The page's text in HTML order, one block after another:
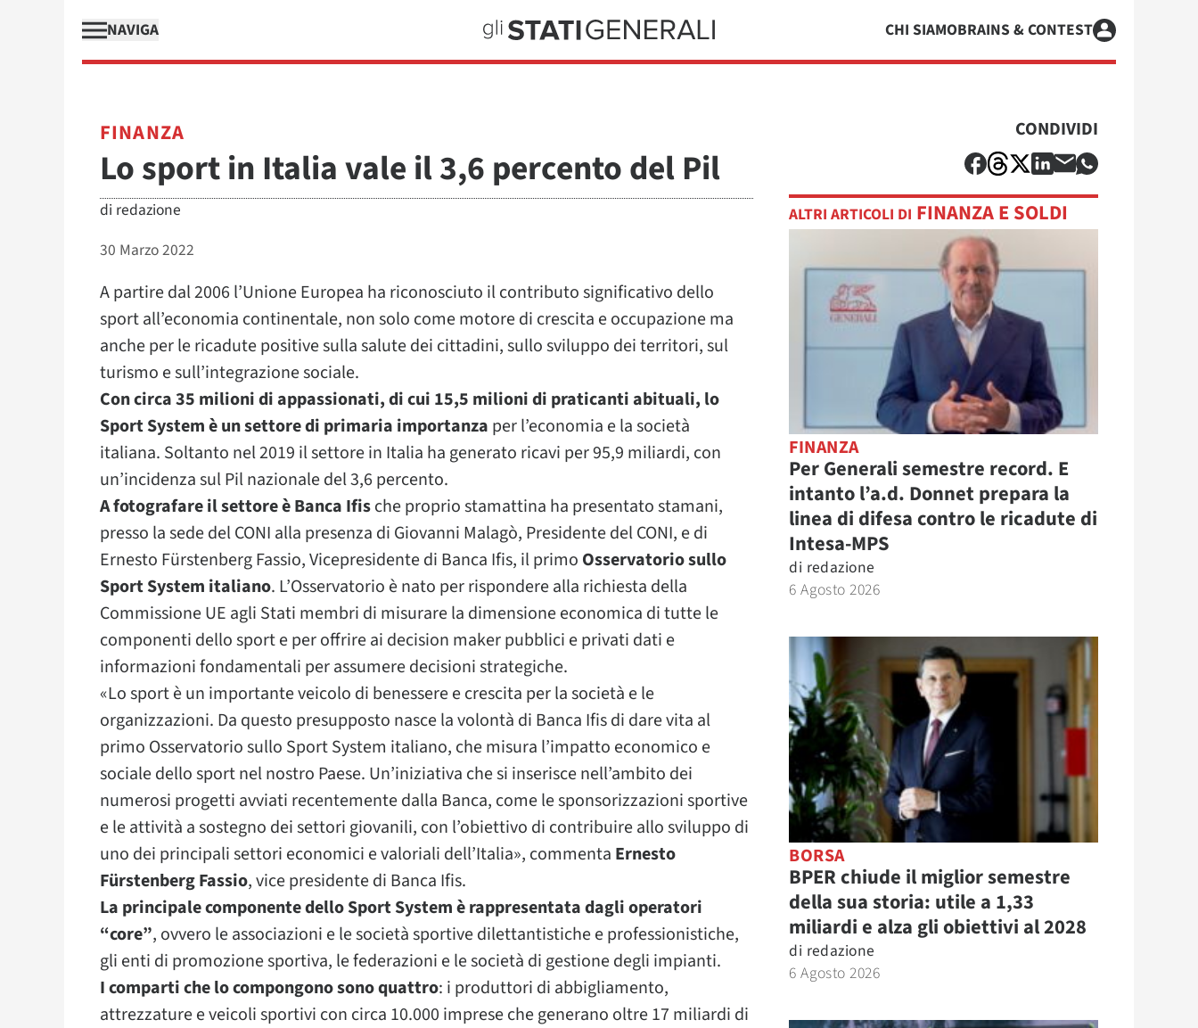
NAVIGA CHI SIAMOBRAINS & CONTEST
FINANZA
Lo sport in Italia vale il 3,6 percento del Pil
di redazione
30 Marzo 2022
A partire dal 2006 l’Unione Europea ha riconosciuto il contributo significativo dello
sport all’economia continentale, non solo come motore di crescita e occupazione ma
anche per le ricadute positive sulla salute dei cittadini, sullo sviluppo dei territori, sul
turismo e sull’integrazione sociale.
Con circa 35 milioni di appassionati, di cui 15,5 milioni di praticanti abituali, lo
Sport System è un settore di primaria importanza per l’economia e la società
italiana. Soltanto nel 2019 il settore in Italia ha generato ricavi per 95,9 miliardi, con
un’incidenza sul Pil nazionale del 3,6 percento.
A fotografare il settore è Banca Ifische proprio stamattina ha presentato stamani,
presso la sede del CONI alla presenza di Giovanni Malagò, Presidente del CONI, e di
Ernesto Fürstenberg Fassio, Vicepresidente di Banca Ifis, il primo Osservatorio sullo
Sport System italiano. L’Osservatorio è nato per rispondere alla richiesta della
Commissione UE agli Stati membri di misurare la dimensione economica di tutte le
componenti dello sport e per offrire ai decision maker pubblici e privati dati e
informazioni fondamentali per assumere decisioni strategiche.
«Lo sport è un importante veicolo di benessere e crescita per la società e le
organizzazioni. Da questo presupposto nasce la volontà di Banca Ifis di dare vita al
primo Osservatorio sullo Sport System italiano, che misura l’impatto economico e
sociale dello sport nel nostro Paese. Un’iniziativa che si inserisce nell’ambito dei
numerosi progetti avviati recentemente dalla Banca, come le sponsorizzazioni sportive
e le attività a sostegno dei settori giovanili, con l’obiettivo di contribuire allo sviluppo di
uno dei principali settori economici e valoriali dell’Italia», commenta Ernesto
Fürstenberg Fassio, vice presidente di Banca Ifis.
La principale componente dello Sport System è rappresentata dagli operatori
“core”, ovvero le associazioni e le società sportive dilettantistiche e professionistiche,
gli enti di promozione sportiva, le federazioni e le società di gestione degli impianti.
I comparti che lo compongono sono quattro: i produttori di abbigliamento,
attrezzature e veicoli sportivi con circa 10.000 imprese che generano oltre 17 miliardi di
CONDIVIDI
ALTRI ARTICOLI DI FINANZA E SOLDI
FINANZA
Per Generali semestre record. E
intanto l’a.d. Donnet prepara la
linea di difesa contro le ricadute di
Intesa-MPS
di redazione
6 Agosto 2026
BORSA
BPER chiude il miglior semestre
della sua storia: utile a 1,33
miliardi e alza gli obiettivi al 2028
di redazione
6 Agosto 2026